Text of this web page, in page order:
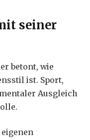
seiner
betont, wie
ist. Sport,
Ausgleich